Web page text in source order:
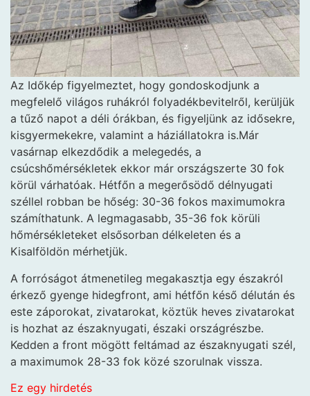
Az Időkép figyelmeztet, hogy gondoskodjunk a
megfelelő világos ruhákról folyadékbevitelről, kerüljük
a tűző napot a déli órákban, és figyeljünk az idősekre,
kisgyermekekre, valamint a háziállatokra is.Már
vasárnap elkezdődik a melegedés, a
csúcshőmérsékletek ekkor már országszerte 30 fok
körül várhatóak. Hétfőn a megerősödő délnyugati
széllel robban be hőség: 30-36 fokos maximumokra
számíthatunk. A legmagasabb, 35-36 fok körüli
hőmérsékleteket elsősorban délkeleten és a
Kisalföldön mérhetjük.
A forróságot átmenetileg megakasztja egy északról
érkező gyenge hidegfront, ami hétfőn késő délután és
este záporokat, zivatarokat, köztük heves zivatarokat
is hozhat az északnyugati, északi országrészbe.
Kedden a front mögött feltámad az északnyugati szél,
a maximumok 28-33 fok közé szorulnak vissza.
Ez egy hirdetés